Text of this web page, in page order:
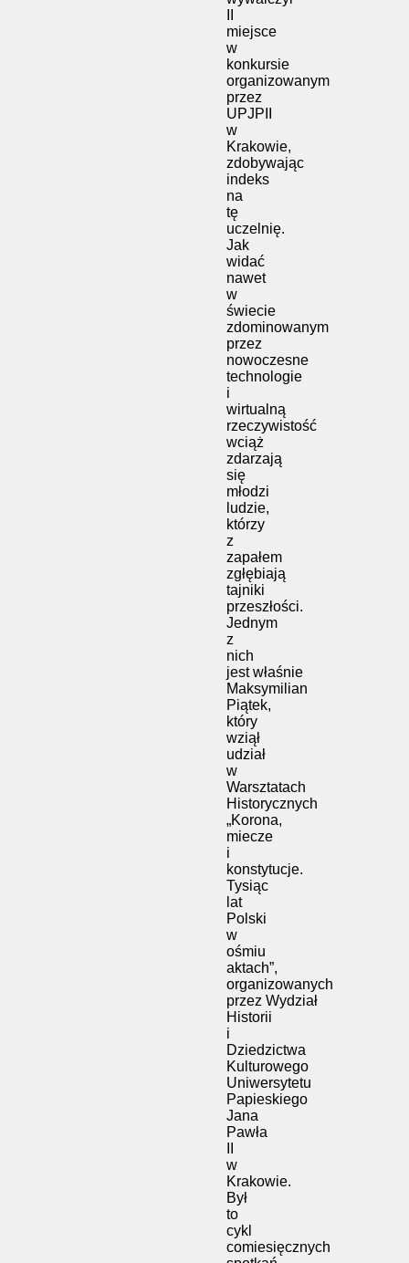
miejsce
w
konkursie
organizowanym
przez
UPJPII
w
Krakowie,
zdobywając
indeks
na
tę
uczelnię.
Jak
widać
nawet
w
świecie
zdominowanym
przez
nowoczesne
technologie
i
wirtualną
rzeczywistość
wciąż
zdarzają
się
młodzi
ludzie,
którzy
z
zapałem
zgłębiają
tajniki
przeszłości.
Jednym
z
nich
jest właśnie
Maksymilian
Piątek,
który
wziął
udział
w
Warsztatach
Historycznych
„Korona,
miecze
i
konstytucje.
Tysiąc
lat
Polski
w
ośmiu
aktach”,
organizowanych
przez Wydział
Historii
i
Dziedzictwa
Kulturowego
Uniwersytetu
Papieskiego
Jana
Pawła
w
Krakowie.
Był
to
cykl
comiesięcznych